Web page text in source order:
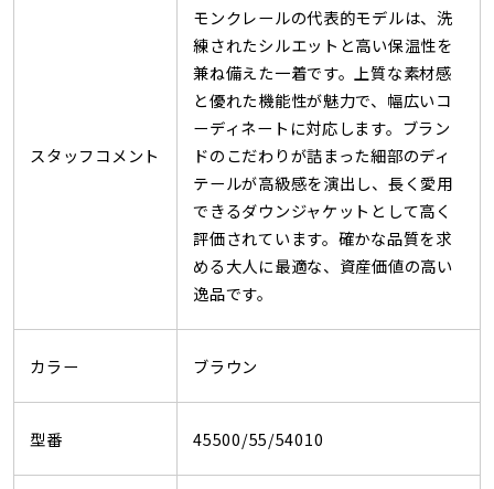
スタッフコメント
モンクレールの代表的モデルは、洗
練されたシルエットと高い保温性を
兼ね備えた一着です。上質な素材感
と優れた機能性が魅力で、幅広いコ
ーディネートに対応します。ブラン
ドのこだわりが詰まった細部のディ
テールが高級感を演出し、長く愛用
できるダウンジャケットとして高く
評価されています。確かな品質を求
める大人に最適な、資産価値の高い
逸品です。
カラー ブラウン
型番 45500/55/54010